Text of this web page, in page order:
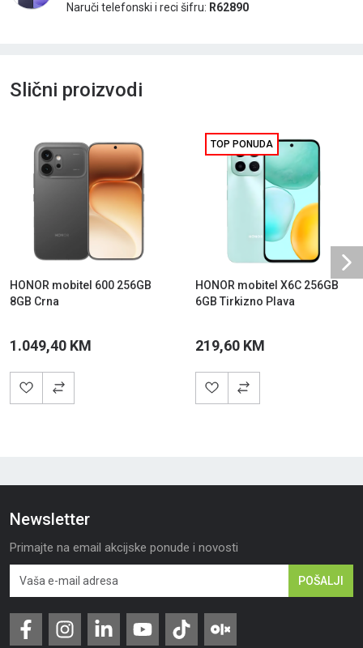
Naruči telefonski i reci šifru: R62890
Slični proizvodi
HONOR mobitel 600 256GB
8GB Crna
1.049,40 KM
TOP PONUDA
HONOR mobitel X6C 256GB
6GB Tirkizno Plava
219,60 KM
Newsletter
Primajte na email akcijske ponude i novosti
POŠALJI